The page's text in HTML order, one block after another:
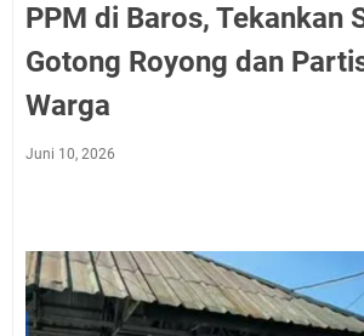
PPM di Baros, Tekankan
Gotong Royong dan
Warga
Juni 10, 2026